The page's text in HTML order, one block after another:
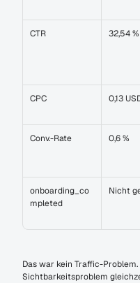
CTR 32,54 %
CPC 0,13
Conv.-Rate 0,6 %
onboarding_co
mpleted
Nicht
Das war kein Traffic-
Sichtbarkeitsproblem